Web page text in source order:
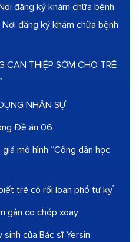
đăng ký khám chữa bệnh
đăng ký khám chữa bệnh
CAN THIỆP SỚM CHO TRẺ
NHÂN SỰ
Đề án 06
mô hình “Công dân học
trẻ có rối loạn phổ tự kỷ
gân cơ chóp xoay
của Bác sĩ Yersin